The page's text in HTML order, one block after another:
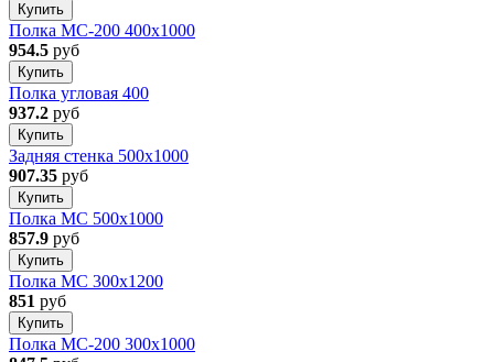
Купить
Полка МС-200 400x1000
954.5 руб
Купить
Полка угловая 400
937.2 руб
Купить
Задняя стенка 500x1000
907.35 руб
Купить
Полка МС 500x1000
857.9 руб
Купить
Полка МС 300х1200
851 руб
Купить
Полка МС-200 300x1000